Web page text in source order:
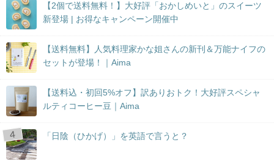
【2個で送料無料！】大好評「おかしめいと」のスイーツ
新登場 | お得なキャンペーン開催中
【送料無料】人気料理家かな姐さんの新刊＆万能ナイフの
セットが登場！｜Aima
【送料込・初回5%オフ】訳ありおトク！大好評スペシャ
ルティコーヒー豆｜Aima
「日陰（ひかげ）」を英語で言うと？